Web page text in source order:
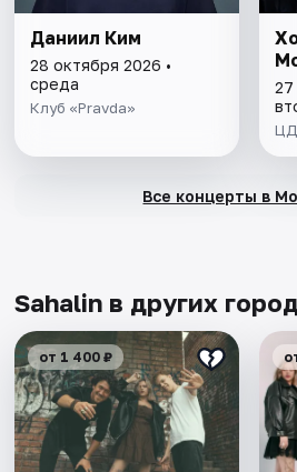
Даниил Ким
28 октября 2026 •
среда
Клуб «Pravda»
27
Все концерты в
Sahalin в других
от 1 400 ₽